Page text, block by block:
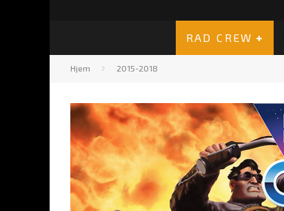
RAD CREW
Hjem 2015-2018